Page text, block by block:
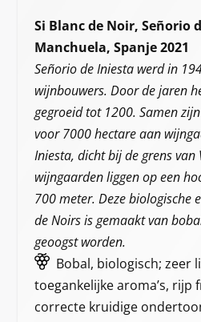
Si Blanc de Noir, Señorio
Manchuela, Spanje 2021
Señorio de Iniesta werd in
wijnbouwers. Door de jaren
gegroeid tot 1200. Samen
voor 7000 hectare aan
Iniesta, dicht bij de grens van
wijngaarden liggen op een
700 meter. Deze biologische
de Noirs is gemaakt van
geoogst worden.
Bobal, biologisch; zeer
toegankelijke aroma’s, rijp
correcte kruidige